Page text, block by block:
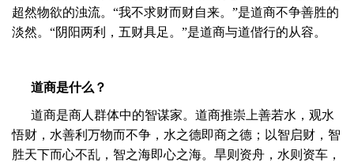
超然物欲的浊流。“我不求财而财自来。”是道商不争善胜的
淡然。“阴阳两利，五财具足。”是道商与道偕行的从容。
道商是什么？
道商是商人群体中的智谋家。道商推崇上善若水，观水
悟财，水善利万物而不争，水之德即商之德；以智启财，智
胜天下而心不乱，智之海即心之海。旱则资舟，水则资车，